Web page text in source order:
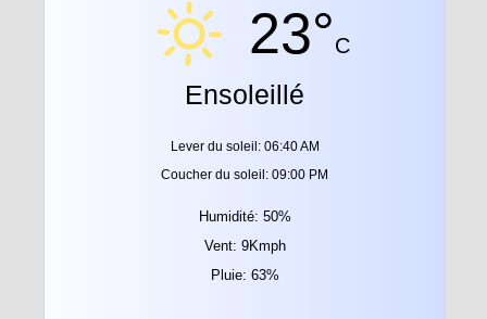
23°C
Ensoleillé
Lever du soleil: 06:40 AM
Coucher du soleil: 09:00 PM
Humidité: 50%
Vent: 9Kmph
Pluie: 63%